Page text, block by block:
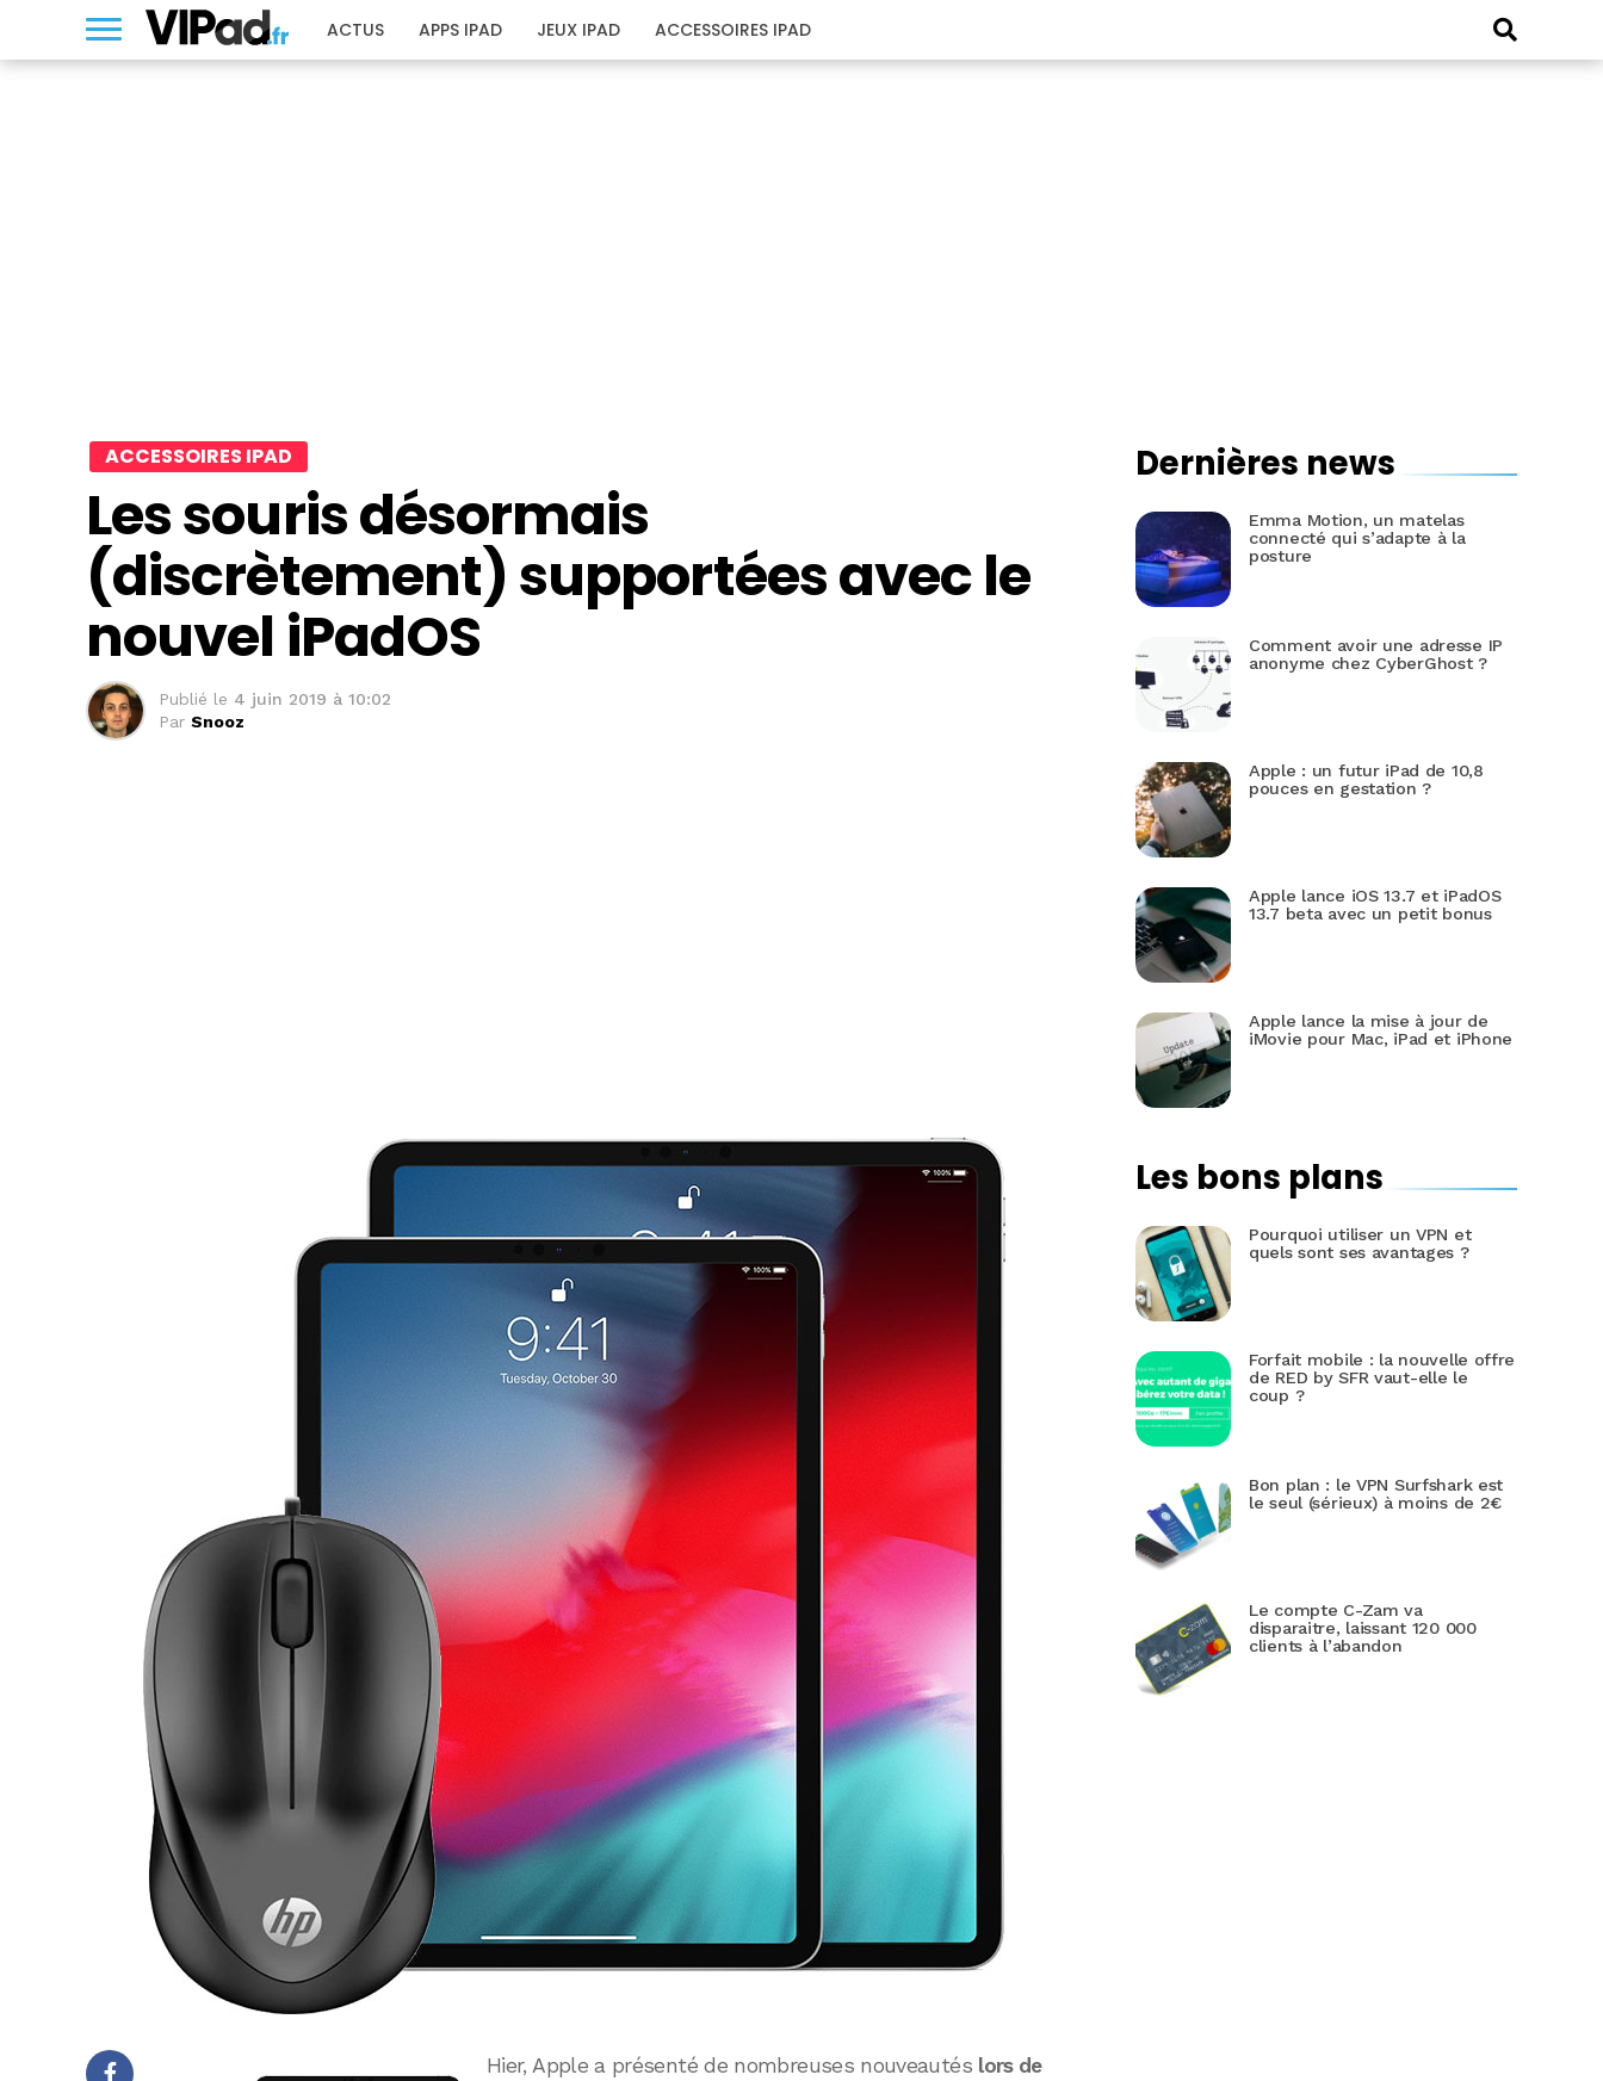
ACTUS APPS IPAD JEUX IPAD ACCESSOIRES IPAD
ACCESSOIRES IPAD
Les souris désormais
(discrètement) supportées avec le
nouvel iPadOS
Publié le 4 juin 2019 à 10:02
Par Snooz
Hier, Apple a présenté de nombreuses nouveautés lors de
Dernières news
Emma Motion, un matelas
connecté qui s’adapte à la
posture
Comment avoir une adresse IP
anonyme chez CyberGhost ?
Apple : un futur iPad de 10,8
pouces en gestation ?
Apple lance iOS 13.7 et iPadOS
13.7 beta avec un petit bonus
Apple lance la mise à jour de
iMovie pour Mac, iPad et iPhone
Les bons plans
Pourquoi utiliser un VPN et
quels sont ses avantages ?
Forfait mobile : la nouvelle offre
de RED by SFR vaut-elle le
coup ?
Bon plan : le VPN Surfshark est
le seul (sérieux) à moins de 2€
Le compte C-Zam va
disparaitre, laissant 120 000
clients à l’abandon